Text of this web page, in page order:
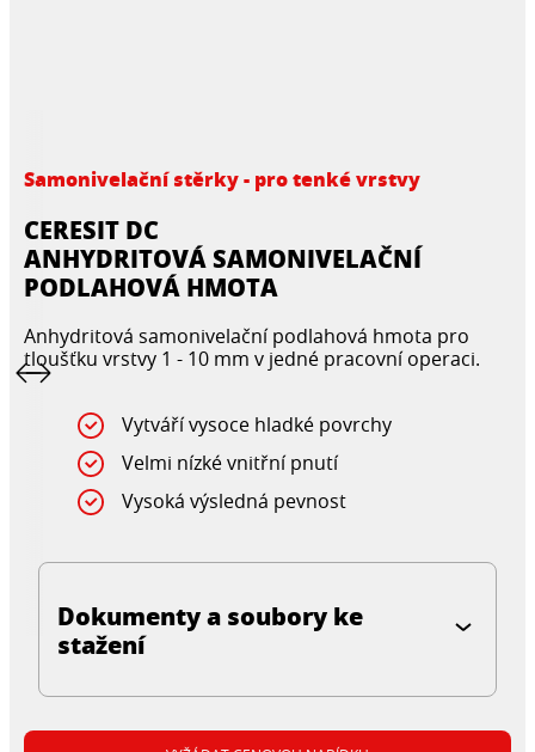
Samonivelační stěrky - pro tenké vrstvy
CERESIT DC
ANHYDRITOVÁ SAMONIVELAČNÍ
PODLAHOVÁ HMOTA
Anhydritová samonivelační podlahová hmota pro
tloušťku vrstvy 1 - 10 mm v jedné pracovní operaci.
Vytváří vysoce hladké povrchy
Velmi nízké vnitřní pnutí
Vysoká výsledná pevnost
Dokumenty a soubory ke
stažení